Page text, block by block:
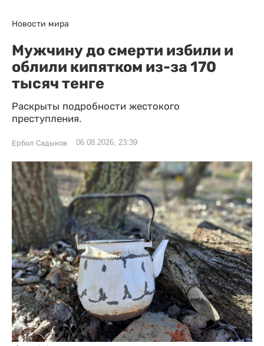
Новости мира
Мужчину до смерти избили и
облили кипятком из-за 170
тысяч тенге
Раскрыты подробности жестокого
преступления.
Ербол Садыков 06.08.2026, 23:39